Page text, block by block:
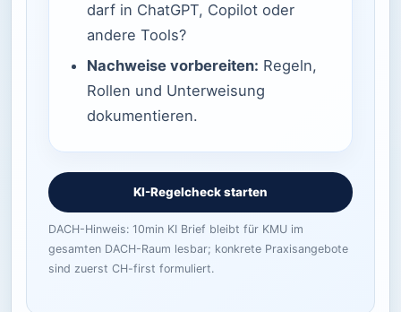
darf in ChatGPT, Copilot oder
andere Tools?
Nachweise vorbereiten: Regeln,
Rollen und Unterweisung
dokumentieren.
KI-Regelcheck starten
DACH-Hinweis: 10min KI Brief bleibt für KMU im
gesamten DACH-Raum lesbar; konkrete Praxisangebote
sind zuerst CH-first formuliert.